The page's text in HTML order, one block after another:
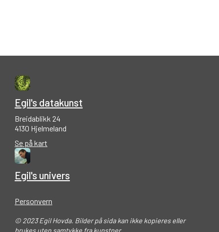
Egil's datakunst
Breidablikk 24
4130 Hjelmeland
Se på kart
Egil's univers
Personvern
© 2023 Egil Hovda. Bilder på sida kan ikke kopieres eller